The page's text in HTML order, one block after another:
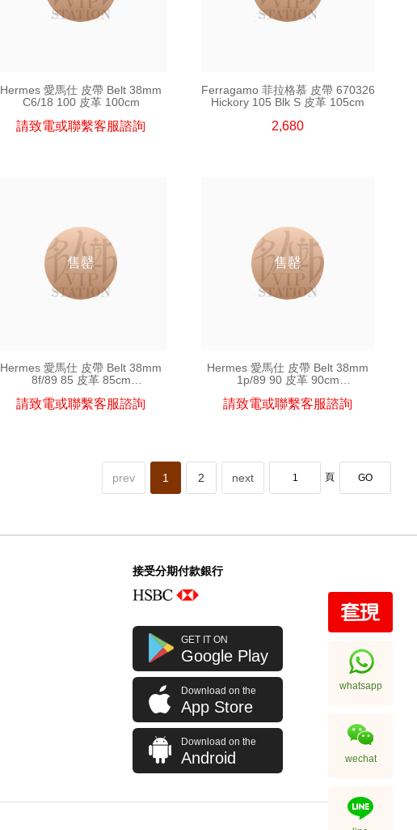
Hermes 愛馬仕 皮帶 Belt 38mm
C6/18 100 皮革 100cm
請致電或聯繫客服諮詢
Ferragamo 菲拉格慕 皮帶 670326
Hickory 105 Blk S 皮革 105cm
2,680
售罄
Hermes 愛馬仕 皮帶 Belt 38mm
8f/89 85 皮革 85cm
請致電或聯繫客服諮詢
售罄
Hermes 愛馬仕 皮帶 Belt 38mm
1p/89 90 皮革 90cm
請致電或聯繫客服諮詢
prev 1 2 next 頁 GO
接受分期付款銀行
GET IT ON
Google Play
Download on the
App Store
Download on the
Android
whatsapp
wechat